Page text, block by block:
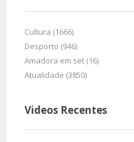
Cultura (1666)
Desporto (946)
Amadora em set (16)
Atualidade (3850)
Videos Recentes